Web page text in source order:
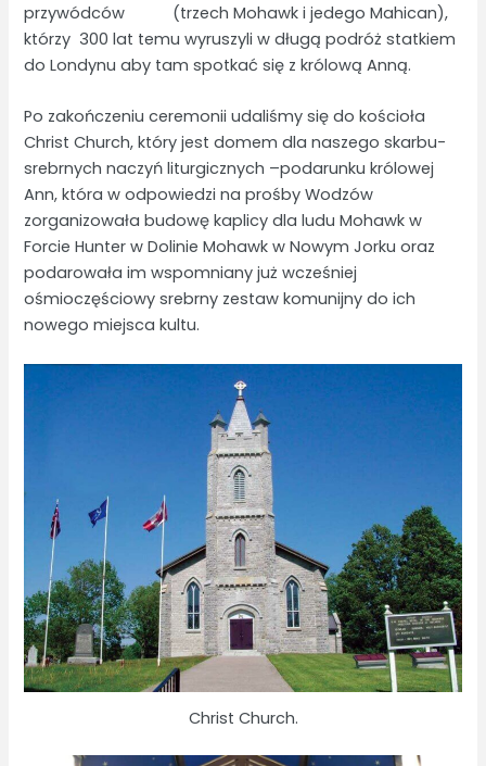
przywódców (trzech Mohawk i jedego Mahican),
którzy 300 lat temu wyruszyli w długą podróż statkiem
do Londynu aby tam spotkać się z królową Anną.
Po zakończeniu ceremonii udaliśmy się do kościoła
Christ Church, który jest domem dla naszego skarbu-
srebrnych naczyń liturgicznych –podarunku królowej
Ann, która w odpowiedzi na prośby Wodzów
zorganizowała budowę kaplicy dla ludu Mohawk w
Forcie Hunter w Dolinie Mohawk w Nowym Jorku oraz
podarowała im wspomniany już wcześniej
ośmioczęściowy srebrny zestaw komunijny do ich
nowego miejsca kultu.
Christ Church.